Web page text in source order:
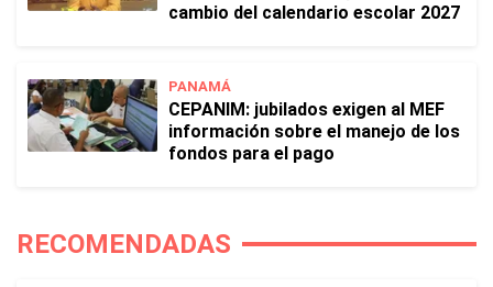
cambio del calendario escolar 2027
PANAMÁ
CEPANIM: jubilados exigen al MEF
información sobre el manejo de los
fondos para el pago
RECOMENDADAS